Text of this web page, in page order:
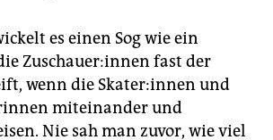
es einen Sog wie ein
Zu­schaue­r:in­nen fast der
wenn die Ska­te­r:in­nen und
miteinander und
Nie sah man zuvor, wie viel